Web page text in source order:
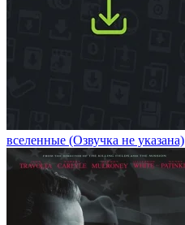
вселенные (Озвучка не указана)